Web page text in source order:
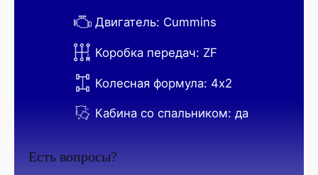
Двигатель: Cummins
Коробка передач: ZF
Колесная формула: 4х2
Кабина со спальником: да
Есть вопросы?